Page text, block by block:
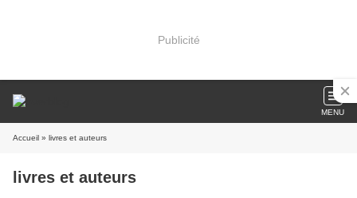
Publicité
MENU
Accueil » livres et auteurs
livres et auteurs